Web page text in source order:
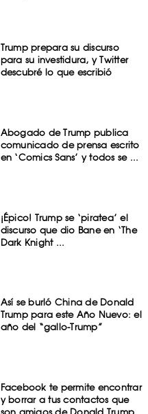
Trump prepara su discurso
para su investidura, y Twitter
descubré lo que escribió
Abogado de Trump publica
comunicado de prensa escrito
en ‘Comics Sans’ y todos se ...
¡Épico! Trump se ‘piratea’ el
discurso que dio Bane en ‘The
Dark Knight ...
Así se burló China de Donald
Trump para este Año Nuevo: el
año del “gallo-Trump”
Facebook te permite encontrar
y borrar a tus contactos que